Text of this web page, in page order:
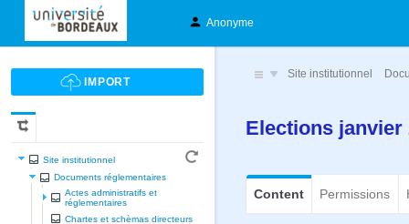
Anonyme
Site institutionnel
Documents réglementaires
Actes administratifs et
réglementaires
Chartes et schèmas directeurs
Site institutionnel
Elections janvier
Content Permissions